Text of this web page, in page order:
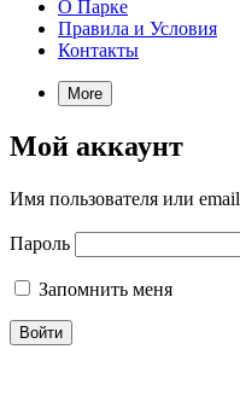
О Парке
Правила и Условия
Контакты
More
Мой аккаунт
Имя пользователя или email
Пароль
Запомнить меня